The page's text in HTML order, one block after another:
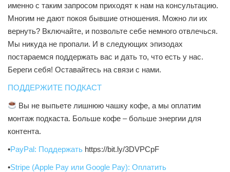
именно с таким запросом приходят к нам на консультацию.
Многим не дают покоя бывшие отношения. Можно ли их
вернуть? Включайте, и позвольте себе немного отвлечься.
Мы никуда не пропали. И в следующих эпизодах
постараемся поддержать вас и дать то, что есть у нас.
Береги себя! Оставайтесь на связи с нами.
ПОДДЕРЖИТЕ ПОДКАСТ
Вы не выпьете лишнюю чашку кофе, а мы оплатим
монтаж подкаста. Больше кофе – больше энергии для
контента.
•PayPal: Поддержать https://bit.ly/3DVPCpF
•Stripe (Apple Pay или Google Pay): Оплатить